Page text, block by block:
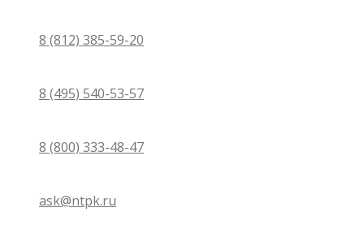
8 (812) 385-59-20
8 (495) 540-53-57
8 (800) 333-48-47
ask@ntpk.ru